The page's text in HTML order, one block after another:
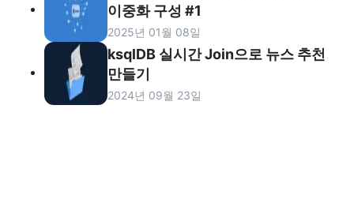
이중화 구성 #1
2025년 01월 08일
ksqlDB 실시간 Join으로 뉴스 추천
만들기
2024년 09월 23일